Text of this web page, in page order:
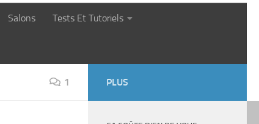
Salons Tests Et Tutoriels
1 PLUS